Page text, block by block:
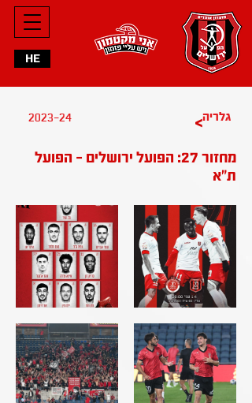
HE
2023-24 >גלריה
מחזור 27: הפועל ירושלים - הפועל
ת"א